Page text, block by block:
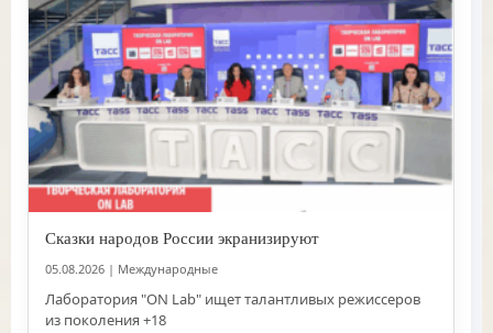
Сказки народов России экранизируют
05.08.2026 | Международные
Лаборатория "ON Lab" ищет талантливых режиссеров
из поколения +18